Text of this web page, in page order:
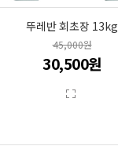
뚜레반 회초장 13kg
45,000원
30,500원